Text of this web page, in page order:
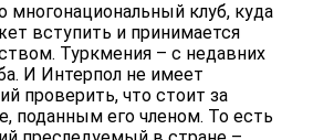
многонациональный клуб, куда
вступить и принимается
Туркмения – с недавних
И Интерпол не имеет
проверить, что стоит за
поданным его членом. То есть